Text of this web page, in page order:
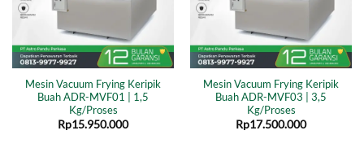
Mesin Vacuum Frying Keripik
Buah ADR-MVF01 | 1,5
Kg/Proses
Rp15.950.000
Mesin Vacuum Frying Keripik
Buah ADR-MVF03 | 3,5
Kg/Proses
Rp17.500.000